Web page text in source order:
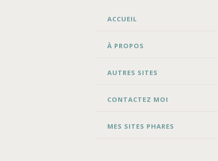
ALLER
CONTENU
ACCUEIL
À PROPOS
AUTRES SITES
CONTACTEZ MOI
MES SITES PHARES